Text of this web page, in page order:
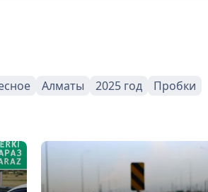
Алматы 2025 год Пробки